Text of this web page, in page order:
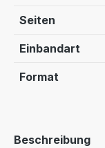
Seiten
Einbandart
Format
Beschreibung